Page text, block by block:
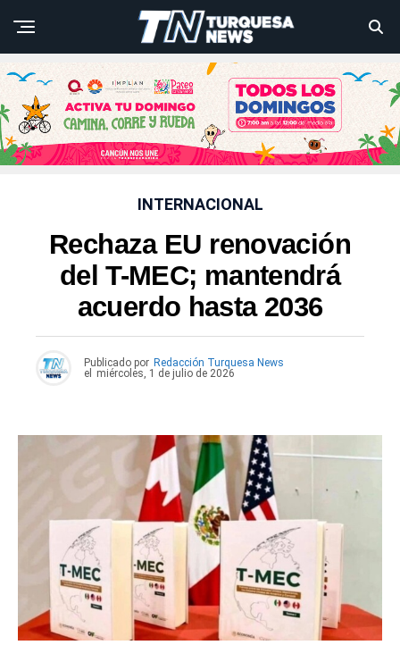
INTERNACIONAL
Rechaza EU renovación
del T-MEC; mantendrá
acuerdo hasta 2036
Publicado por Redacción Turquesa News
el
miércoles, 1 de julio de 2026